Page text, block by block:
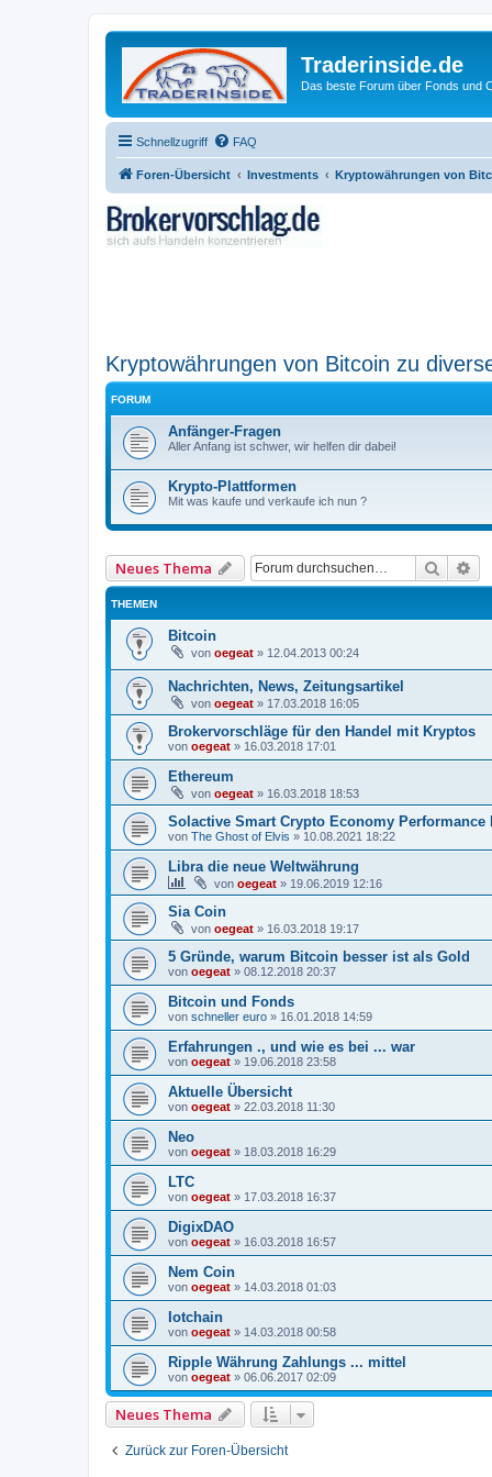
Traderinside.de
Das beste Forum über Fonds und
Schnellzugriff FAQ
Foren-Übersicht Investments Kryptowährungen von
Kryptowährungen von Bitcoin zu
FORUM
Anfänger-Fragen
Aller Anfang ist schwer, wir helfen dir dabei!
Krypto-Plattformen
Mit was kaufe und verkaufe ich nun ?
Neues Thema Suche
THEMEN
Bitcoin
von oegeat » 12.04.2013 00:24
Nachrichten, News, Zeitungsartikel
von oegeat » 17.03.2018 16:05
Brokervorschläge für den Handel mit Kryptos
von oegeat » 16.03.2018 17:01
Ethereum
von oegeat » 16.03.2018 18:53
Solactive Smart Crypto Economy Performance
von The Ghost of Elvis » 10.08.2021 18:22
Libra die neue Weltwährung
von oegeat » 19.06.2019 12:16
Sia Coin
von oegeat » 16.03.2018 19:17
5 Gründe, warum Bitcoin besser ist als Gold
von oegeat » 08.12.2018 20:37
Bitcoin und Fonds
von schneller euro » 16.01.2018 14:59
Erfahrungen ., und wie es bei ... war
von oegeat » 19.06.2018 23:58
Aktuelle Übersicht
von oegeat » 22.03.2018 11:30
Neo
von oegeat » 18.03.2018 16:29
LTC
von oegeat » 17.03.2018 16:37
DigixDAO
von oegeat » 16.03.2018 16:57
Nem Coin
von oegeat » 14.03.2018 01:03
Iotchain
von oegeat » 14.03.2018 00:58
Ripple Währung Zahlungs ... mittel
von oegeat » 06.06.2017 02:09
Neues Thema
Zurück zur Foren-Übersicht